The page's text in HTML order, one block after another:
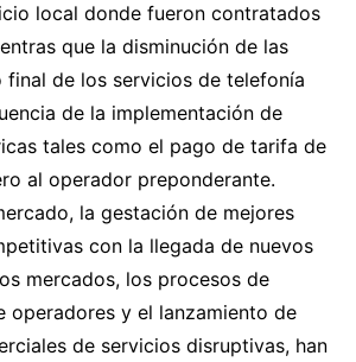
local donde fueron contratados
que la disminución de las
final de los servicios de telefonía
de la implementación de
tales como el pago de tarifa de
al operador preponderante.
la gestación de mejores
con la llegada de nuevos
mercados, los procesos de
operadores y el lanzamiento de
de servicios disruptivas, han